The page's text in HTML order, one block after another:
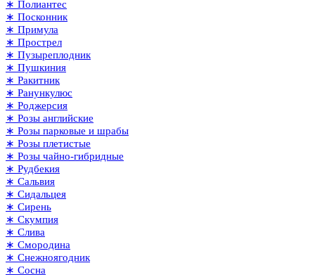
∗ Полиантес
∗ Посконник
∗ Примула
∗ Прострел
∗ Пузыреплодник
∗ Пушкиния
∗ Ракитник
∗ Ранункулюс
∗ Роджерсия
∗ Розы английские
∗ Розы парковые и шрабы
∗ Розы плетистые
∗ Розы чайно-гибридные
∗ Рудбекия
∗ Сальвия
∗ Сидальцея
∗ Сирень
∗ Скумпия
∗ Слива
∗ Смородина
∗ Снежноягодник
∗ Сосна